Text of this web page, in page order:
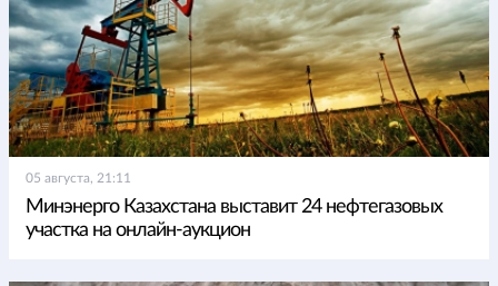
05 августа, 21:11
Минэнерго Казахстана выставит 24 нефтегазовых
участка на онлайн-аукцион